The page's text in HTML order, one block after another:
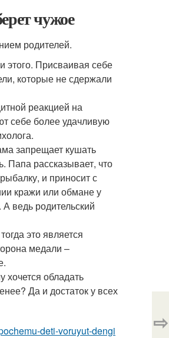
чужое
родителей.
этого. Присваивая себе
которые не сдержали
реакцией на
себе более удачливую
запрещает кушать
Папа рассказывает, что
и приносит с
кражи или обмане у
ведь родительский
это является
медали –
хочется обладать
Да и достаток у всех
deti-voruyut-dengi ⇨